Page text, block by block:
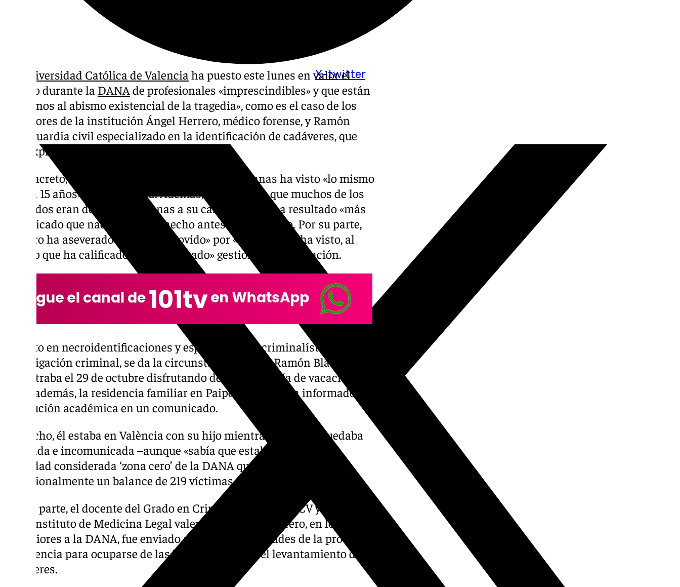
X-twitter
Universidad Católica de Valencia ha puesto este lunes en valor el
trabajo durante la DANA de profesionales «imprescindibles» y que están
«cercanos al abismo existencial de la tragedia», como es el caso de los
profesores de la institución Ángel Herrero, médico forense, y Ramón
Blas, guardia civil especializado en la identificación de cadáveres, que
han explicado su tarea en estos días.
En concreto, Blas ha subrayado que en estas semanas ha visto «lo mismo
que en 15 años» de trayectoria. Además, ha afirmado que muchos de los
fallecidos eran de calles cercanas a su casa. Por ello, ha resultado «más
complicado que nada que haya hecho antes», ha relatado. Por su parte,
Herrero ha aseverado estar «conmovido» por «todo» lo que ha visto, al
tiempo que ha calificado de «complicado» gestionar esta situación.
Experto en necroidentificaciones y especialista en criminalística e
investigación criminal, se da la circunstancia de que Ramón Blas se
encontraba el 29 de octubre disfrutando de su último día de vacaciones y
tiene, además, la residencia familiar en Paiporta, según ha informado la
institución académica en un comunicado.
De hecho, él estaba en València con su hijo mientras su mujer quedaba
atrapada e incomunicada –aunque «sabía que estaba bien»– en la
localidad considerada ‘zona cero’ de la DANA que ha dejado
provisionalmente un balance de 219 víctimas mortales.
Por su parte, el docente del Grado en Criminología de la UCV y forense
en el Instituto de Medicina Legal valenciano Ángel Herrero, en los días
posteriores a la DANA, fue enviado a diversas localidades de la provincia
de Valencia para ocuparse de las labores propias del levantamiento de
cadáveres.